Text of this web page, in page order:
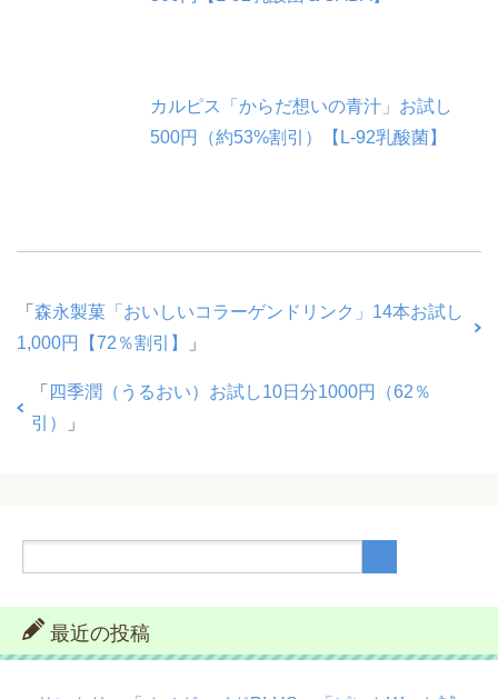
カルピス「からだ想いの青汁」お試し
500円（約53%割引）【L-92乳酸菌】
「 森永製菓「おいしいコラーゲンドリンク」14本お試し
1,000円【72％割引】
」
「 四季潤（うるおい）お試し10日分1000円（62％
引）
」
最近の投稿